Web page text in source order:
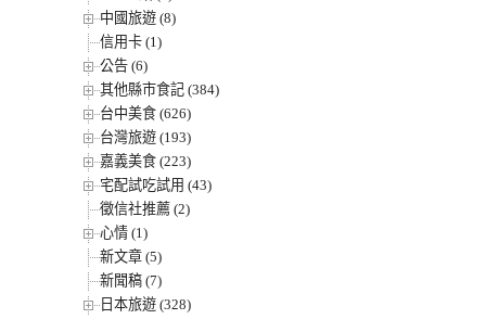
中國旅遊 (8)
信用卡 (1)
公告 (6)
其他縣市食記 (384)
台中美食 (626)
台灣旅遊 (193)
嘉義美食 (223)
宅配試吃試用 (43)
徵信社推薦 (2)
心情 (1)
新文章 (5)
新聞稿 (7)
日本旅遊 (328)